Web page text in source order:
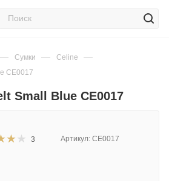
— Сумки — Celine —
CE0017
Small Blue CE0017
3 Артикул: CE0017